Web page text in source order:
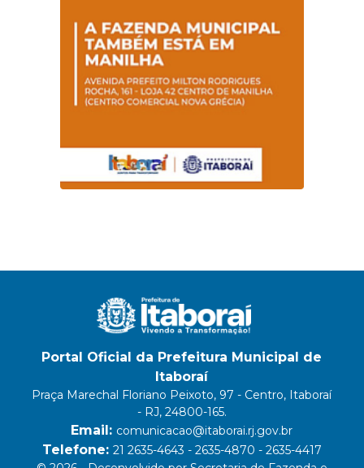
Portal Oficial da Prefeitura Municipal de
Itaboraí
Praça Marechal Floriano Peixoto, 97 - Centro, Itaboraí
- RJ, 24800-165.
Email: comunicacao@itaborai.rj.gov.br
Telefone: 21 2635-4643 - 2635-4870 - 2635-4417